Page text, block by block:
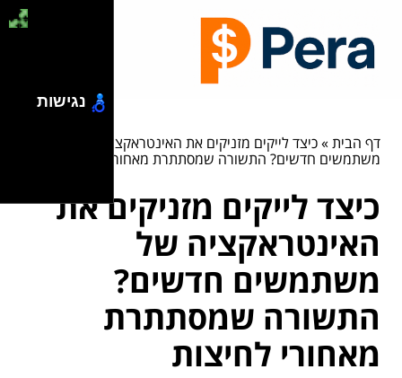
דף הבית»כיצד לייקים מזניקים את האינטראקציה של
משתמשים חדשים? התשורה שמסתתרת מאחורי לחיצות
כיצד לייקים מזניקים את
האינטראקציה של
משתמשים חדשים?
התשורה שמסתתרת
מאחורי לחיצות
נגישות